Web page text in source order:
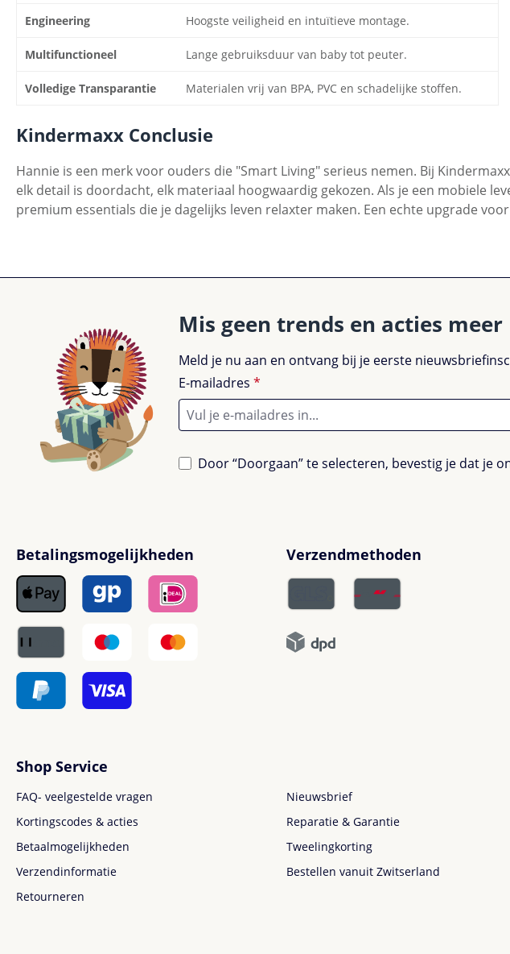
Engineering Hoogste veiligheid en intuïtieve montage.
Multifunctioneel Lange gebruiksduur van baby tot peuter.
Volledige Transparantie Materialen vrij van BPA, PVC en schadelijke stoffen.
Kindermaxx Conclusie
Hannie is een merk voor ouders die "Smart Living" serieus nemen. Bij
elk detail is doordacht, elk materiaal hoogwaardig gekozen. Als je een mobiele
premium essentials die je dagelijks leven relaxter maken. Een echte upgrade
Mis geen trends en acties meer
Meld je nu aan en ontvang bij je eerste
E-mailadres *
Door “Doorgaan” te selecteren, bevestig je dat je
Betalingsmogelijkheden Verzendmethoden
Shop Service
FAQ- veelgestelde vragen
Nieuwsbrief
Kortingscodes & acties
Reparatie & Garantie
Betaalmogelijkheden
Tweelingkorting
Verzendinformatie
Bestellen vanuit Zwitserland
Retourneren